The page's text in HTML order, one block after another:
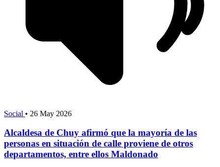
Social • 26 May 2026
Alcaldesa de Chuy afirmó que la mayoría de las
personas en situación de calle proviene de otros
departamentos, entre ellos Maldonado